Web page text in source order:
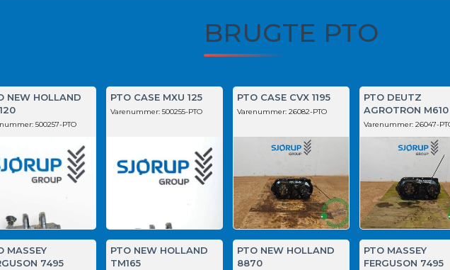
BRUGTE PTO
NEW HOLLAND
500257-PTO
PTO CASE MXU 125
Varenummer: 500255-PTO
PTO CASE CVX 1195
Varenummer: 26082-PTO
PTO DEUTZ
AGROTRON M610
Varenummer: 26047-
MASSEY
7495
PTO NEW HOLLAND
TM165
PTO NEW HOLLAND
8870
PTO MASSEY
FERGUSON 7495